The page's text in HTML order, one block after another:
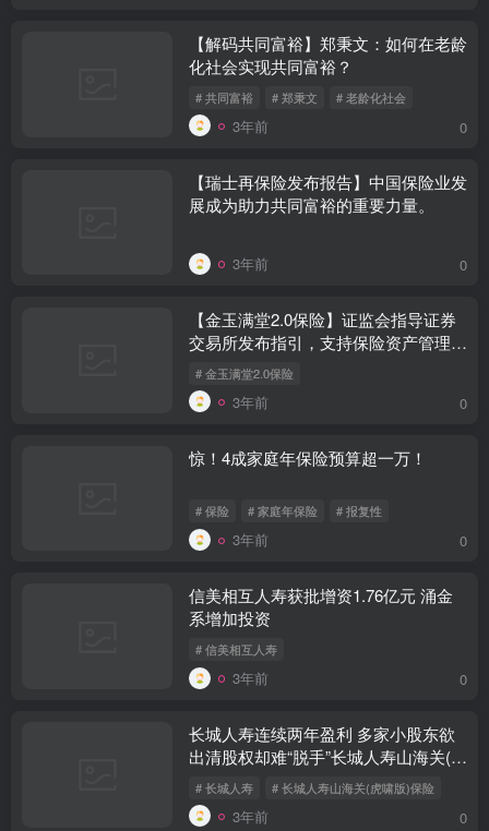
【解码共同富裕】郑秉文：如何在老龄
化社会实现共同富裕？
# 共同富裕 # 郑秉文 # 老龄化社会
3年前 0
【瑞士再保险发布报告】中国保险业发
展成为助力共同富裕的重要力量。
3年前 0
【金玉满堂2.0保险】证监会指导证券
交易所发布指引，支持保险资产管理公
司开展ABS及REITs业务。
# 金玉满堂2.0保险
3年前 0
惊！4成家庭年保险预算超一万！
# 保险 # 家庭年保险 # 报复性
3年前 0
信美相互人寿获批增资1.76亿元 涌金
系增加投资
# 信美相互人寿
3年前 0
长城人寿连续两年盈利 多家小股东欲
出清股权却难“脱手”长城人寿山海关(虎
啸版)保险
# 长城人寿 # 长城人寿山海关(虎啸版)保险
3年前 0